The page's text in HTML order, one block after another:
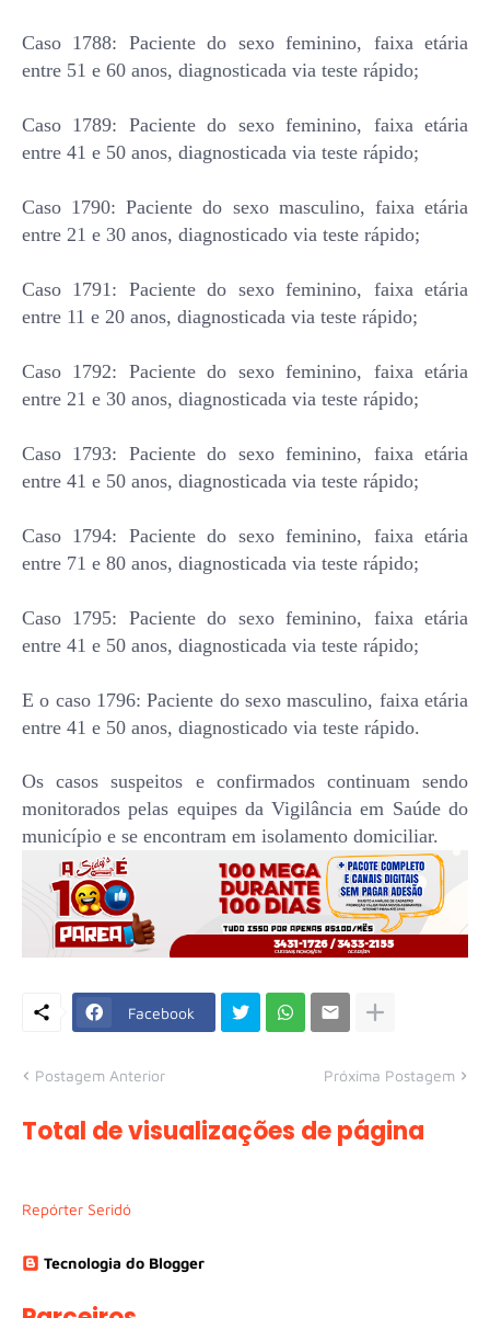
Caso 1788: Paciente do sexo feminino, faixa etária
entre 51 e 60 anos, diagnosticada via teste rápido;
Caso 1789: Paciente do sexo feminino, faixa etária
entre 41 e 50 anos, diagnosticada via teste rápido;
Caso 1790: Paciente do sexo masculino, faixa etária
entre 21 e 30 anos, diagnosticado via teste rápido;
Caso 1791: Paciente do sexo feminino, faixa etária
entre 11 e 20 anos, diagnosticada via teste rápido;
Caso 1792: Paciente do sexo feminino, faixa etária
entre 21 e 30 anos, diagnosticada via teste rápido;
Caso 1793: Paciente do sexo feminino, faixa etária
entre 41 e 50 anos, diagnosticada via teste rápido;
Caso 1794: Paciente do sexo feminino, faixa etária
entre 71 e 80 anos, diagnosticada via teste rápido;
Caso 1795: Paciente do sexo feminino, faixa etária
entre 41 e 50 anos, diagnosticada via teste rápido;
E o caso 1796: Paciente do sexo masculino, faixa etária
entre 41 e 50 anos, diagnosticado via teste rápido.
Os casos suspeitos e confirmados continuam sendo
monitorados pelas equipes da Vigilância em Saúde do
município e se encontram em isolamento domiciliar.
Facebook
Postagem Anterior Próxima Postagem
Total de visualizações de página
Repórter Seridó
Tecnologia do Blogger